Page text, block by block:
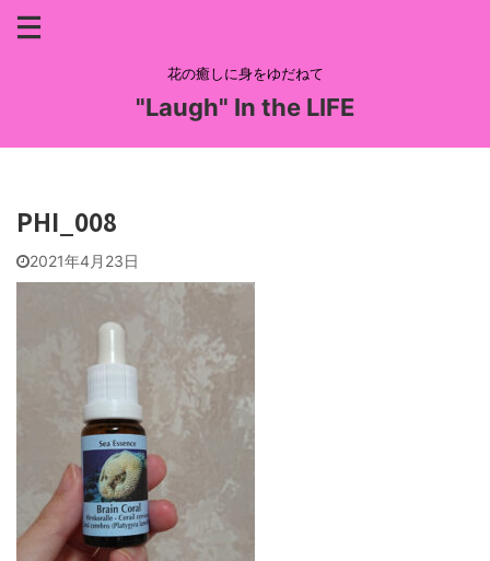
花の癒しに身をゆだねて
"Laugh" In the LIFE
PHI_008
2021年4月23日